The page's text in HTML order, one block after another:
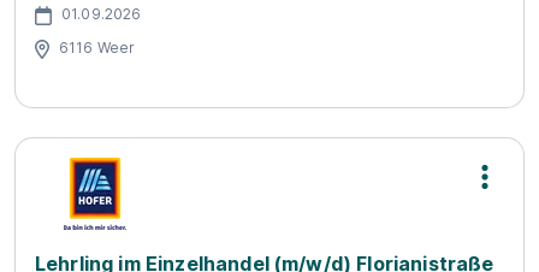
01.09.2026
6116 Weer
Lehrling im Einzelhandel (m/w/d) Florianistraße